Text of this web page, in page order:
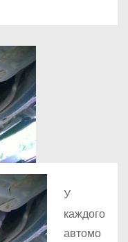
У
каждого
автомо